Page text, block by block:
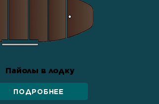
Пайолы в лодку
ПОДРОБНЕЕ